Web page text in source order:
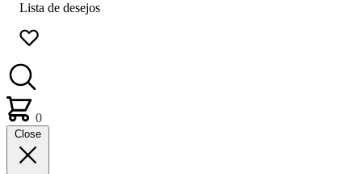
Lista de desejos
0
Close